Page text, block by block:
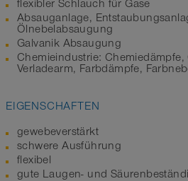
flexibler Schlauch für Gase
Absauganlage,
Ölnebelabsaugung
Galvanik Absaugung
Chemieindustrie:
Verladearm, Farbdämpfe,
EIGENSCHAFTEN
gewebeverstärkt
schwere Ausführung
flexibel
gute Laugen- und